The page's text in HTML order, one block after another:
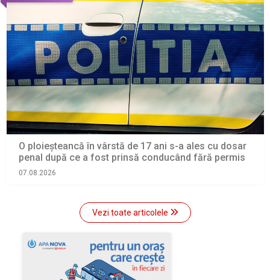
O ploieșteancă în vârstă de 17 ani s-a ales cu dosar
penal după ce a fost prinsă conducând fără permis
07.08.2026
Vezi toate articolele